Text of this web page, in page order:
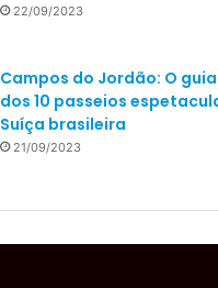
22/09/2023
Campos do Jordão: O
dos 10 passeios
Suíça brasileira
21/09/2023